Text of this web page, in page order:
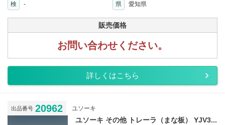
検
- 県 愛知県
販売価格
お問い合わせください。
詳しくはこちら
出品番号 20962 ユソーキ
ユソーキ その他 トレーラ（まな板） YJV3...